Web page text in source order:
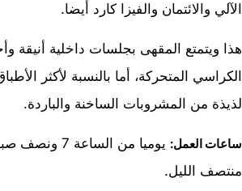
الآلي والائتمان والفيزا كارد أيضا.
هذا ويتمتع المقهى بجلسات داخلية
الكراسي المتحركة، أما بالنسبة لأكثر
لذيذة من المشروبات الساخنة والباردة.
ساعات العمل:
منتصف الليل.